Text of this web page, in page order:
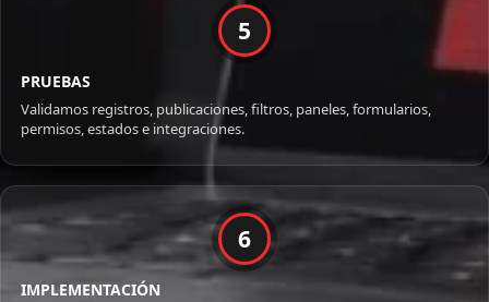
5
PRUEBAS
Validamos registros, publicaciones, filtros, paneles, formularios,
permisos, estados e integraciones.
6
IMPLEMENTACIÓN